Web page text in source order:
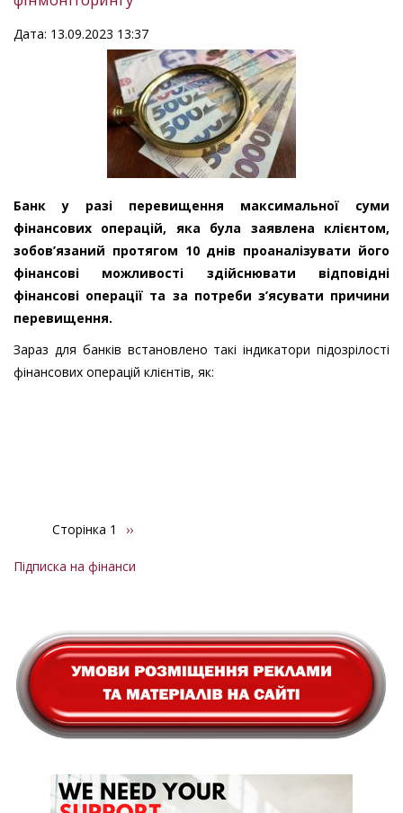
Дата: 13.09.2023 13:37
Банк у разі перевищення максимальної суми
фінансових операцій, яка була заявлена клієнтом,
зобов’язаний протягом 10 днів проаналізувати його
фінансові можливості здійснювати відповідні
фінансові операції та за потреби з’ясувати причини
перевищення.
Зараз для банків встановлено такі індикатори підозрілості
фінансових операцій клієнтів, як:
Розбивка
сторінки
Сторінка 1
Наступна
››
Підписка на фінанси